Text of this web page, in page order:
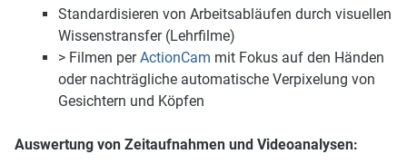
Standardisieren von Arbeitsabläufen durch visuellen
Wissenstransfer (Lehrfilme)
> Filmen perActionCam mit Fokus auf den Händen
oder nachträgliche automatische Verpixelung von
Gesichtern und Köpfen
Auswertung von Zeitaufnahmen und Videoanalysen: